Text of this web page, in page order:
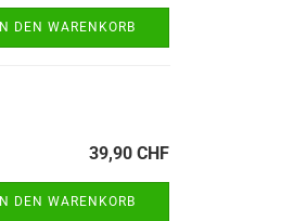
IN DEN WARENKORB
39,90 CHF
IN DEN WARENKORB